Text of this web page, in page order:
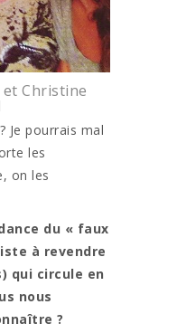
Christine
Je pourrais mal
les
on les
du « faux
à revendre
qui circule en
nous
?